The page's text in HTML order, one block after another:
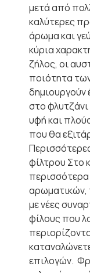
μετά από
καλύτερες
άρωμα και
κύρια
ζήλος, οι
ποιότητα
στο
υφή και
που θα
φίλτρου Στο
αρωματικών,
με νέες
φίλους που
επιλογών.